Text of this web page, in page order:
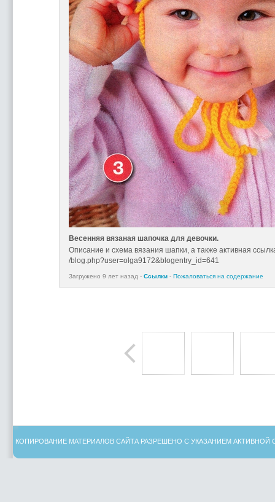
Весенняя вязаная шапочка для девочки.
Описание и схема вязания шапки, а также активная
/blog.php?user=olga9172&blogentry_id=641
Загружено 9 лет назад - Ссылки- Пожаловаться на содержание
КОПИРОВАНИЕ МАТЕРИАЛОВ САЙТА РАЗРЕШЕНО С УКАЗАНИЕМ АКТИВНОЙ